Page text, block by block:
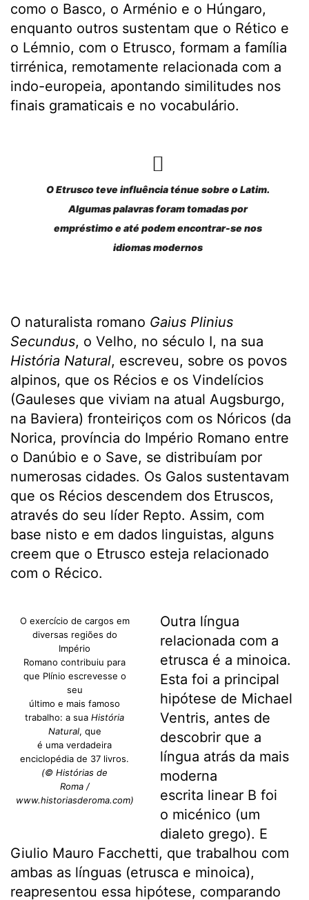
como o Basco, o Arménio e o Húngaro,
enquanto outros sustentam que o Rético e
o Lémnio, com o Etrusco, formam a família
tirrénica, remotamente relacionada com a
indo-europeia, apontando similitudes nos
finais gramaticais e no vocabulário.
O Etrusco teve influência ténue sobre o Latim.
Algumas palavras foram tomadas por
empréstimo e até podem encontrar-se nos
idiomas modernos
O naturalista romano Gaius Plinius
Secundus, o Velho, no século I, na sua
História Natural, escreveu, sobre os povos
alpinos, que os Récios e os Vindelícios
(Gauleses que viviam na atual Augsburgo,
na Baviera) fronteiriços com os Nóricos (da
Norica, província do Império Romano entre
o Danúbio e o Save, se distribuíam por
numerosas cidades. Os Galos sustentavam
que os Récios descendem dos Etruscos,
através do seu líder Repto. Assim, com
base nisto e em dados linguistas, alguns
creem que o Etrusco esteja relacionado
com o Récico.
O exercício de cargos em
diversas regiões do
Império
Romano contribuiu para
que Plínio escrevesse o
seu
último e mais famoso
trabalho: a suaHistória
Natural, que
é uma verdadeira
enciclopédia de 37 livros.
(© Histórias de
Roma /
www.historiasderoma.com)
Outra língua
relacionada com a
etrusca é a minoica.
Esta foi a principal
hipótese de Michael
Ventris, antes de
descobrir que a
língua atrás da mais
moderna
escrita linear B foi
o micénico (um
dialeto grego). E
Giulio Mauro Facchetti, que trabalhou com
ambas as línguas (etrusca e minoica),
reapresentou essa hipótese, comparando